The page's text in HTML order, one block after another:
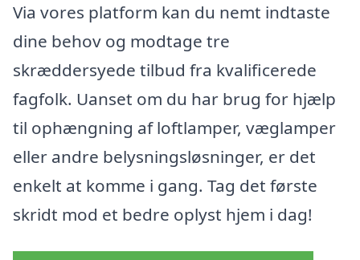
Via vores platform kan du nemt indtaste
dine behov og modtage tre
skræddersyede tilbud fra kvalificerede
fagfolk. Uanset om du har brug for hjælp
til ophængning af loftlamper, væglamper
eller andre belysningsløsninger, er det
enkelt at komme i gang. Tag det første
skridt mod et bedre oplyst hjem i dag!